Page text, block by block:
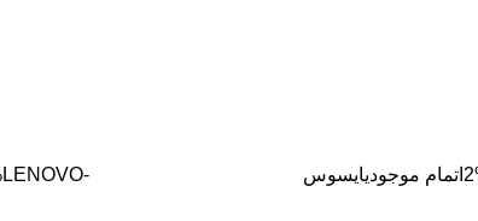
اتمام موجودیایسوس -8%
LENOVO